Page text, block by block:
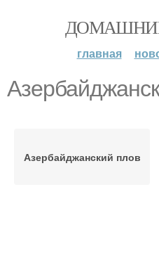
главная
Азербайджанский плов